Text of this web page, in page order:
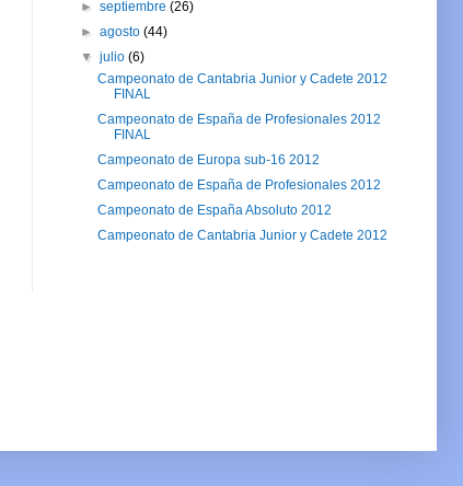
►septiembre(26)
►agosto(44)
▼julio(6)
Campeonato de Cantabria Junior y Cadete 2012
FINAL
Campeonato de España de Profesionales 2012
FINAL
Campeonato de Europa sub-16 2012
Campeonato de España de Profesionales 2012
Campeonato de España Absoluto 2012
Campeonato de Cantabria Junior y Cadete 2012